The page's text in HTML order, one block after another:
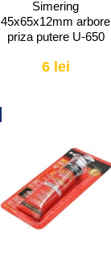
Simering
45x65x12mm arbore
priza putere U-650
6 lei